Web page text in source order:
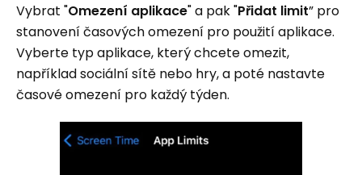
Vybrat "Omezení aplikace" a pak "Přidat limit” pro
stanovení časových omezení pro použití aplikace.
Vyberte typ aplikace, který chcete omezit,
například sociální sítě nebo hry, a poté nastavte
časové omezení pro každý týden.